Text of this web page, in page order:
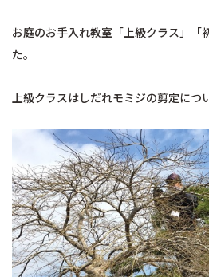
お庭のお手入れ教室「上級クラス」「
た。
上級クラスはしだれモミジの剪定につ